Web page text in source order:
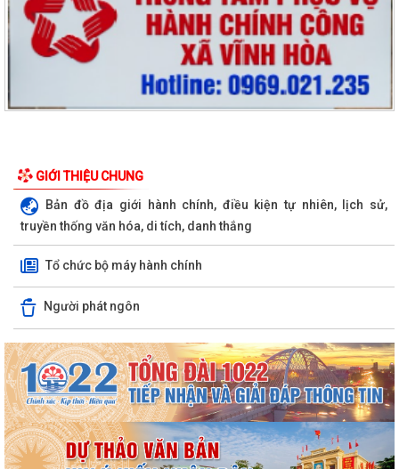
GIỚI THIỆU CHUNG
Bản đồ địa giới hành chính, điều kiện tự nhiên, lịch sử,
truyền thống văn hóa, di tích, danh thắng
Tổ chức bộ máy hành chính
Người phát ngôn